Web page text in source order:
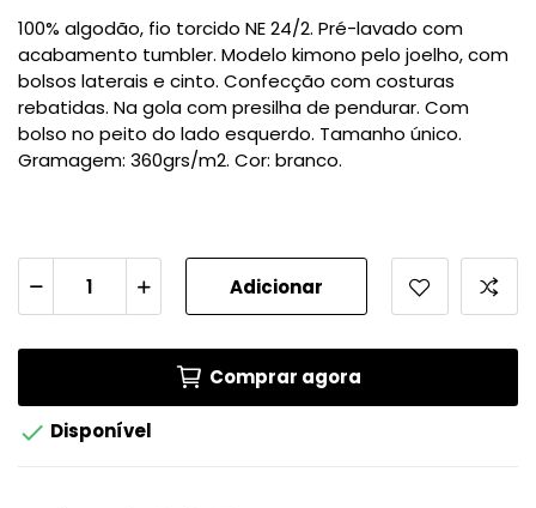
100% algodão, fio torcido NE 24/2. Pré-lavado com
acabamento tumbler. Modelo kimono pelo joelho, com
bolsos laterais e cinto. Confecção com costuras
rebatidas. Na gola com presilha de pendurar. Com
bolso no peito do lado esquerdo. Tamanho único.
Gramagem: 360grs/m2. Cor: branco.
Adicionar
Comprar agora
 Disponível